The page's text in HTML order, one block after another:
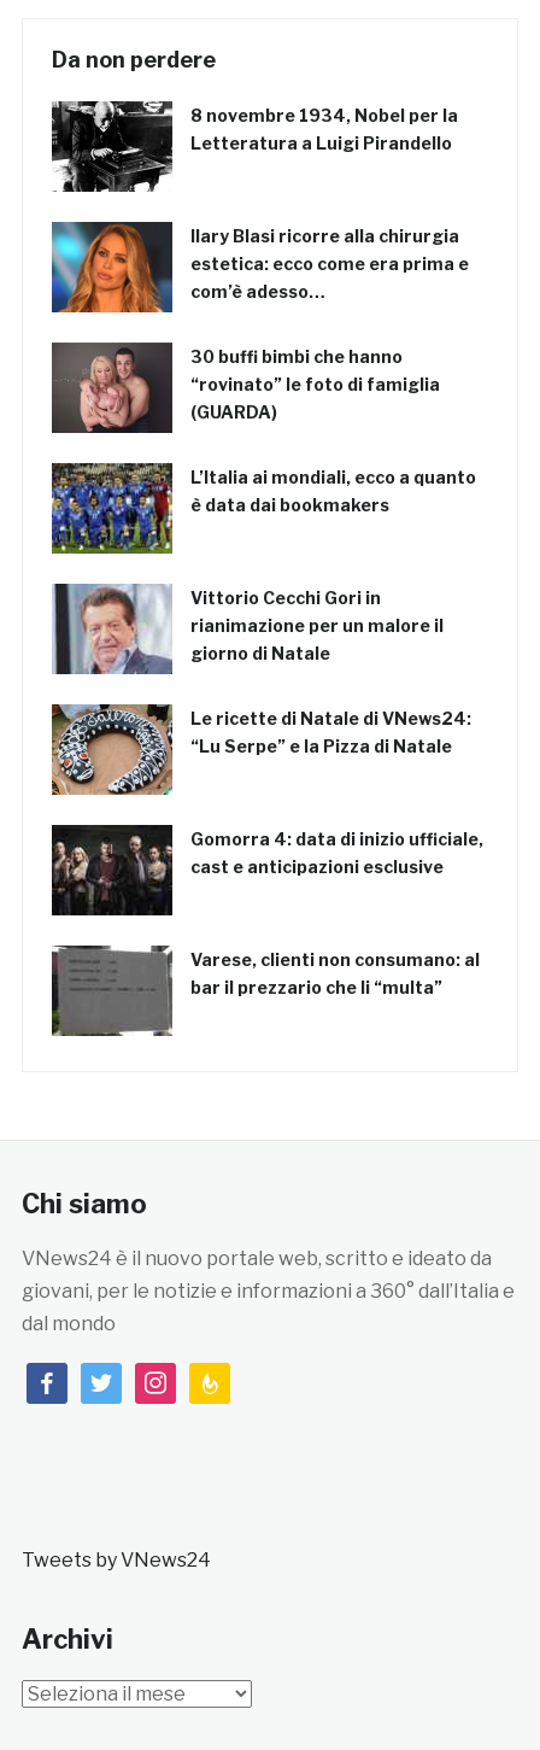
Da non perdere
8 novembre 1934, Nobel per la
Letteratura a Luigi Pirandello
Ilary Blasi ricorre alla chirurgia
estetica: ecco come era prima e
com’è adesso…
30 buffi bimbi che hanno
“rovinato” le foto di famiglia
(GUARDA)
L’Italia ai mondiali, ecco a quanto
è data dai bookmakers
Vittorio Cecchi Gori in
rianimazione per un malore il
giorno di Natale
Le ricette di Natale di VNews24:
“Lu Serpe” e la Pizza di Natale
Gomorra 4: data di inizio ufficiale,
cast e anticipazioni esclusive
Varese, clienti non consumano: al
bar il prezzario che li “multa”
Chi siamo
VNews24 è il nuovo portale web, scritto e ideato da
giovani, per le notizie e informazioni a 360° dall’Italia e
dal mondo
facebooktwitterinstagramfeedburner
Tweets by VNews24
Archivi
Archivi